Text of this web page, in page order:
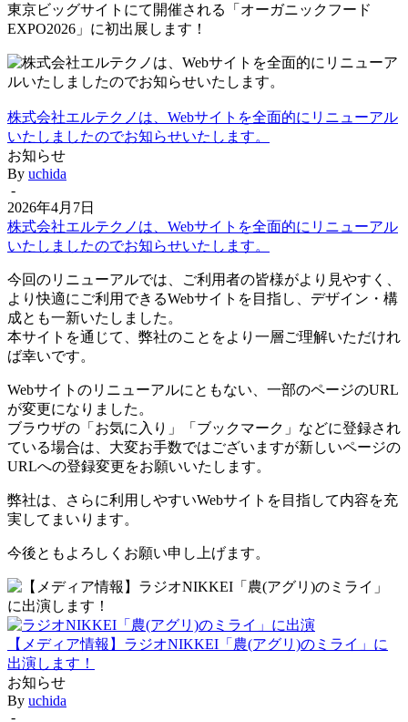
東京ビッグサイトにて開催される「オーガニックフード
EXPO2026」に初出展します！
株式会社エルテクノは、Webサイトを全面的にリニューアル
いたしましたのでお知らせいたします。
お知らせ
By uchida
-
2026年4月7日
株式会社エルテクノは、Webサイトを全面的にリニューアル
いたしましたのでお知らせいたします。
今回のリニューアルでは、ご利用者の皆様がより見やすく、
より快適にご利用できるWebサイトを目指し、デザイン・構
成とも一新いたしました。
本サイトを通じて、弊社のことをより一層ご理解いただけれ
ば幸いです。
Webサイトのリニューアルにともない、一部のページのURL
が変更になりました。
ブラウザの「お気に入り」「ブックマーク」などに登録され
ている場合は、大変お手数ではございますが新しいページの
URLへの登録変更をお願いいたします。
弊社は、さらに利用しやすいWebサイトを目指して内容を充
実してまいります。
今後ともよろしくお願い申し上げます。
【メディア情報】ラジオNIKKEI「農(アグリ)のミライ」に
出演します！
お知らせ
By uchida
-